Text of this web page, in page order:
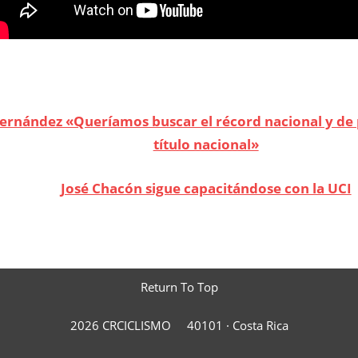
«Queríamos buscar el récord nacional y de
título nacional»
José Chacón sigue capacitándose con la UCI
Return To Top
2026 CRCICLISMO 40101 · Costa Rica